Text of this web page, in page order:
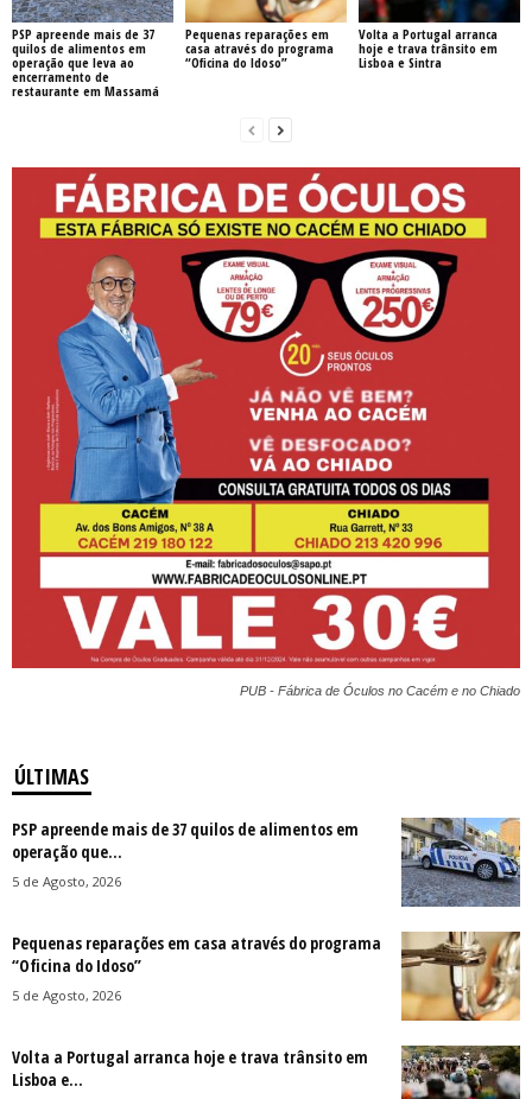
PSP apreende mais de 37
quilos de alimentos em
operação que leva ao
encerramento de
restaurante em Massamá
Pequenas reparações em
casa através do programa
“Oficina do Idoso”
Volta a Portugal arranca
hoje e trava trânsito em
Lisboa e Sintra
PUB - Fábrica de Óculos no Cacém e no Chiado
ÚLTIMAS
PSP apreende mais de 37 quilos de alimentos em
operação que...
5 de Agosto, 2026
Pequenas reparações em casa através do programa
“Oficina do Idoso”
5 de Agosto, 2026
Volta a Portugal arranca hoje e trava trânsito em
Lisboa e...